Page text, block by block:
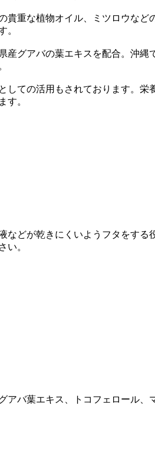
重な植物オイル、ミツロウな
。
グアバの葉エキスを配合。沖
ての活用もされております。
す。
どが乾きにくいようフタをする
い。
バ葉エキス、トコフェロール